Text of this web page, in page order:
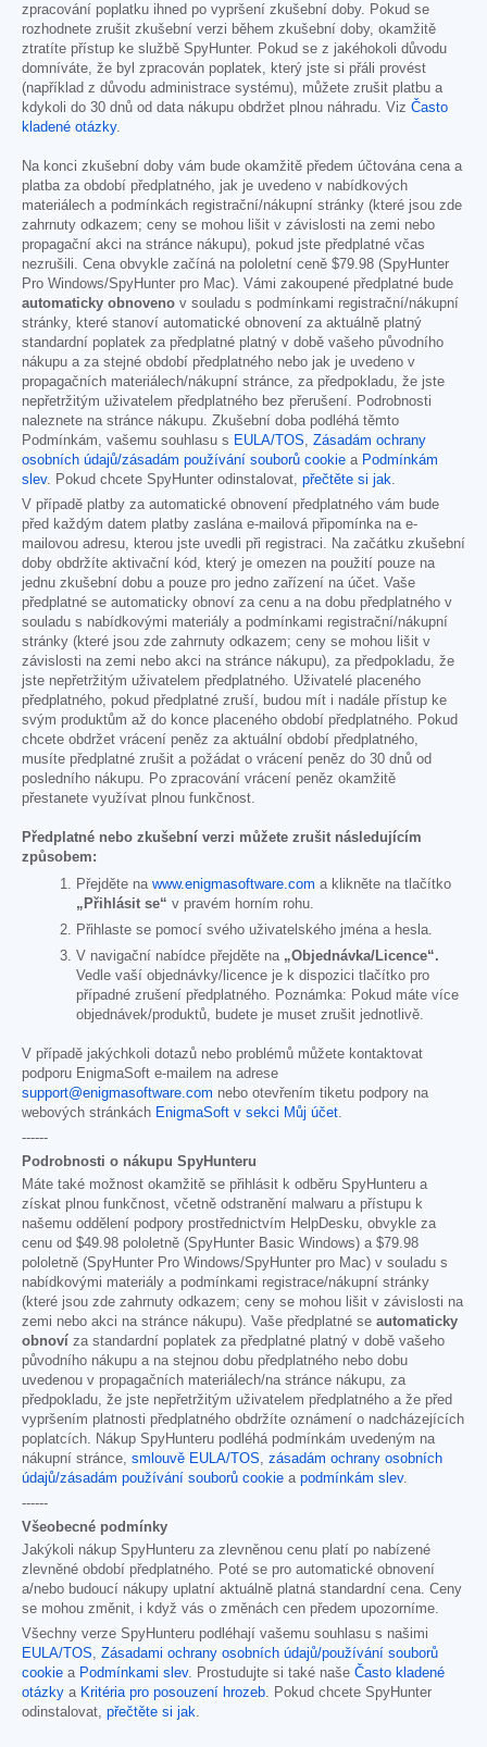
zpracování poplatku ihned po vypršení zkušební doby. Pokud se
rozhodnete zrušit zkušební verzi během zkušební doby, okamžitě
ztratíte přístup ke službě SpyHunter. Pokud se z jakéhokoli důvodu
domníváte, že byl zpracován poplatek, který jste si přáli provést
(například z důvodu administrace systému), můžete zrušit platbu a
kdykoli do 30 dnů od data nákupu obdržet plnou náhradu. Viz Často
kladené otázky.
Na konci zkušební doby vám bude okamžitě předem účtována cena a
platba za období předplatného, jak je uvedeno v nabídkových
materiálech a podmínkách registrační/nákupní stránky (které jsou zde
zahrnuty odkazem; ceny se mohou lišit v závislosti na zemi nebo
propagační akci na stránce nákupu), pokud jste předplatné včas
nezrušili. Cena obvykle začíná na pololetní ceně $79.98 (SpyHunter
Pro Windows/SpyHunter pro Mac). Vámi zakoupené předplatné bude
automaticky obnoveno v souladu s podmínkami registrační/nákupní
stránky, které stanoví automatické obnovení za aktuálně platný
standardní poplatek za předplatné platný v době vašeho původního
nákupu a za stejné období předplatného nebo jak je uvedeno v
propagačních materiálech/nákupní stránce, za předpokladu, že jste
nepřetržitým uživatelem předplatného bez přerušení. Podrobnosti
naleznete na stránce nákupu. Zkušební doba podléhá těmto
Podmínkám, vašemu souhlasu s EULA/TOS, Zásadám ochrany
osobních údajů/zásadám používání souborů cookie a Podmínkám
slev. Pokud chcete SpyHunter odinstalovat, přečtěte si jak.
V případě platby za automatické obnovení předplatného vám bude
před každým datem platby zaslána e-mailová připomínka na e-
mailovou adresu, kterou jste uvedli při registraci. Na začátku zkušební
doby obdržíte aktivační kód, který je omezen na použití pouze na
jednu zkušební dobu a pouze pro jedno zařízení na účet. Vaše
předplatné se automaticky obnoví za cenu a na dobu předplatného v
souladu s nabídkovými materiály a podmínkami registrační/nákupní
stránky (které jsou zde zahrnuty odkazem; ceny se mohou lišit v
závislosti na zemi nebo akci na stránce nákupu), za předpokladu, že
jste nepřetržitým uživatelem předplatného. Uživatelé placeného
předplatného, pokud předplatné zruší, budou mít i nadále přístup ke
svým produktům až do konce placeného období předplatného. Pokud
chcete obdržet vrácení peněz za aktuální období předplatného,
musíte předplatné zrušit a požádat o vrácení peněz do 30 dnů od
posledního nákupu. Po zpracování vrácení peněz okamžitě
přestanete využívat plnou funkčnost.
Předplatné nebo zkušební verzi můžete zrušit následujícím
způsobem:
Přejděte na www.enigmasoftware.com a klikněte na tlačítko
„Přihlásit se“ v pravém horním rohu.
Přihlaste se pomocí svého uživatelského jména a hesla.
V navigační nabídce přejděte na „Objednávka/Licence“.
Vedle vaší objednávky/licence je k dispozici tlačítko pro
případné zrušení předplatného. Poznámka: Pokud máte více
objednávek/produktů, budete je muset zrušit jednotlivě.
V případě jakýchkoli dotazů nebo problémů můžete kontaktovat
podporu EnigmaSoft e-mailem na adrese
support@enigmasoftware.com nebo otevřením tiketu podpory na
webových stránkách EnigmaSoft v sekci Můj účet.
------
Podrobnosti o nákupu SpyHunteru
Máte také možnost okamžitě se přihlásit k odběru SpyHunteru a
získat plnou funkčnost, včetně odstranění malwaru a přístupu k
našemu oddělení podpory prostřednictvím HelpDesku, obvykle za
cenu od $49.98 pololetně (SpyHunter Basic Windows) a $79.98
pololetně (SpyHunter Pro Windows/SpyHunter pro Mac) v souladu s
nabídkovými materiály a podmínkami registrace/nákupní stránky
(které jsou zde zahrnuty odkazem; ceny se mohou lišit v závislosti na
zemi nebo akci na stránce nákupu). Vaše předplatné se automaticky
obnoví za standardní poplatek za předplatné platný v době vašeho
původního nákupu a na stejnou dobu předplatného nebo dobu
uvedenou v propagačních materiálech/na stránce nákupu, za
předpokladu, že jste nepřetržitým uživatelem předplatného a že před
vypršením platnosti předplatného obdržíte oznámení o nadcházejících
poplatcích. Nákup SpyHunteru podléhá podmínkám uvedeným na
nákupní stránce, smlouvě EULA/TOS, zásadám ochrany osobních
údajů/zásadám používání souborů cookie a podmínkám slev.
------
Všeobecné podmínky
Jakýkoli nákup SpyHunteru za zlevněnou cenu platí po nabízené
zlevněné období předplatného. Poté se pro automatické obnovení
a/nebo budoucí nákupy uplatní aktuálně platná standardní cena. Ceny
se mohou změnit, i když vás o změnách cen předem upozorníme.
Všechny verze SpyHunteru podléhají vašemu souhlasu s našimi
EULA/TOS, Zásadami ochrany osobních údajů/používání souborů
cookie a Podmínkami slev. Prostudujte si také naše Často kladené
otázky a Kritéria pro posouzení hrozeb. Pokud chcete SpyHunter
odinstalovat, přečtěte si jak.